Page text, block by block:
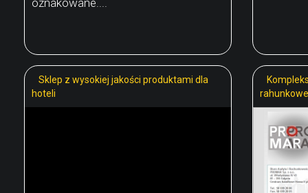
Sklep z wysokiej jakości produktami dla
hoteli
rahunkowe